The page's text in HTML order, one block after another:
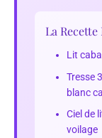
La Recette
Lit
Tresse
blanc
Ciel de
voilage